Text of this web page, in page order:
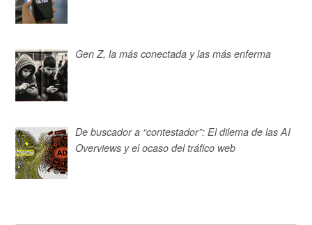
Gen Z, la más conectada y las más enferma
De buscador a “contestador”: El dilema de las AI
Overviews y el ocaso del tráfico web